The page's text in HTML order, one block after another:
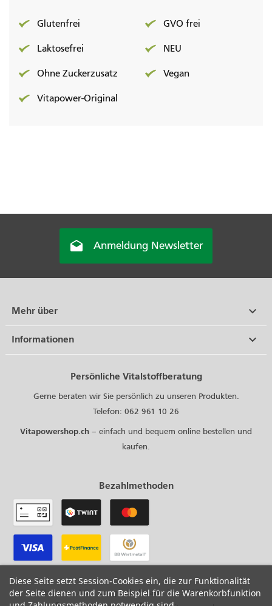
Glutenfrei GVO frei
Laktosefrei NEU
Ohne Zuckerzusatz Vegan
Vitapower-Original
 Anmeldung Newsletter
Mehr über 
Informationen 
Persönliche Vitalstoffberatung
Gerne beraten wir Sie persönlich zu unseren Produkten.
Telefon: 062 961 10 26
Vitapowershop.ch – einfach und bequem online bestellen und
kaufen.
Diese Seite setzt Session-Cookies ein, die zur Funktionalität
der Seite dienen und zum Beispiel für die Warenkorbfunktion
Bezahlmethoden
Vitapower AG – Langenthalstrasse 7 – 3367 Thörigen